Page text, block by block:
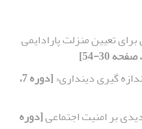
تعیین منزلت پارادایمی
گیری دینداری«
[دوره 7،
بر امنیت اجتماعی[دوره